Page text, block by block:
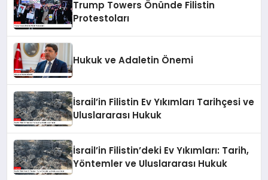
Trump Towers Önünde Filistin
Protestoları
Hukuk ve Adaletin Önemi
İsrail’in Filistin Ev Yıkımları Tarihçesi ve
Uluslararası Hukuk
İsrail’in Filistin’deki Ev Yıkımları: Tarih,
Yöntemler ve Uluslararası Hukuk